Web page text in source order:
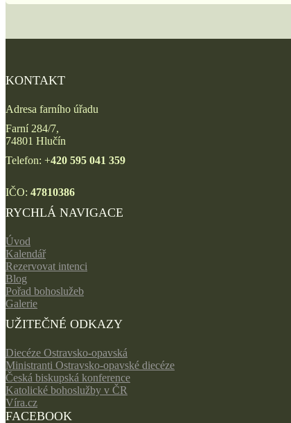
KONTAKT
Adresa farního úřadu
Farní 284/7,
74801 Hlučín
Telefon: +420 595 041 359
IČO: 47810386
RYCHLÁ NAVIGACE
Úvod
Kalendář
Rezervovat intenci
Blog
Pořad bohoslužeb
Galerie
UŽITEČNÉ ODKAZY
Diecéze Ostravsko-opavská
Ministranti Ostravsko-opavské diecéze
Česká biskupská konference
Katolické bohoslužby v ČR
Víra.cz
FACEBOOK